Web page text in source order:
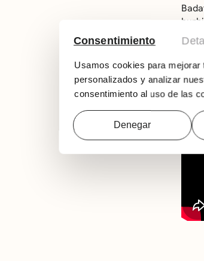
Consentimiento
Usamos cookies para
personalizados y analizar
consentimiento al uso de las
Denegar
dira